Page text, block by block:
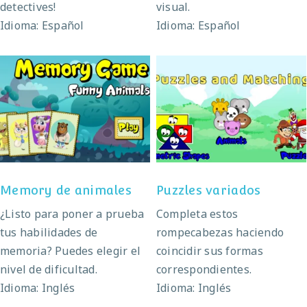
detectives!
Idioma: Español
visual.
Idioma: Español
Memory de animales
Memory de animales
¿Listo para poner a prueba
tus habilidades de
memoria? Puedes elegir el
nivel de dificultad.
Idioma: Inglés
Puzzles variados
Puzzles variados
Completa estos
rompecabezas haciendo
coincidir sus formas
correspondientes.
Idioma: Inglés